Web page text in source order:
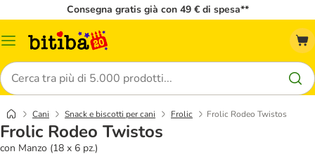
Consegna gratis già con 49 € di spesa**
Overview
Cerca
Cani Snack e biscotti per cani Frolic Frolic Rodeo Twistos
Frolic Rodeo Twistos
con Manzo (18 x 6 pz.)